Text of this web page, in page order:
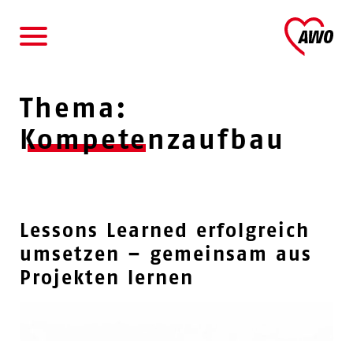
Thema:
Kompetenzaufbau
Lessons Learned erfolgreich
umsetzen – gemeinsam aus
Projekten lernen